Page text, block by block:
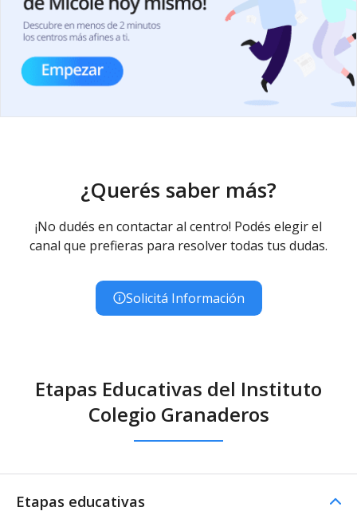
¿Querés saber más?
¡No dudés en contactar al centro! Podés elegir el
canal que prefieras para resolver todas tus dudas.
Solicitá Información
Etapas Educativas del Instituto
Colegio Granaderos
Etapas educativas